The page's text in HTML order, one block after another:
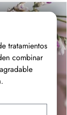
tratamientos
combinar